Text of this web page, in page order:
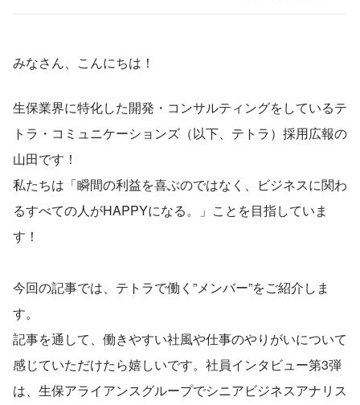
みなさん、こんにちは！
生保業界に特化した開発・コンサルティングをしているテ
トラ・コミュニケーションズ（以下、テトラ）採用広報の
山田です！
私たちは「瞬間の利益を喜ぶのではなく、ビジネスに関わ
るすべての人がHAPPYになる。」ことを目指していま
す！
今回の記事では、テトラで働く”メンバー”をご紹介しま
す。
記事を通して、働きやすい社風や仕事のやりがいについて
感じていただけたら嬉しいです。社員インタビュー第3弾
は、生保アライアンスグループでシニアビジネスアナリス